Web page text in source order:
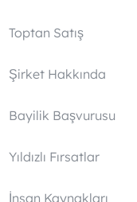
Toptan Satış
Şirket Hakkında
Bayilik Başvurusu
Yıldızlı Fırsatlar
İnsan Kaynakları